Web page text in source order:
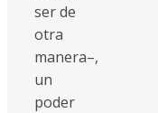
ser de
otra
manera–,
un
poder